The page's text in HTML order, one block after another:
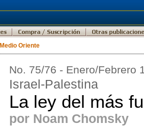
Medio Oriente
No. 75/76 - Enero/Febrero
Israel-Palestina
La ley del más
por Noam Chomsky